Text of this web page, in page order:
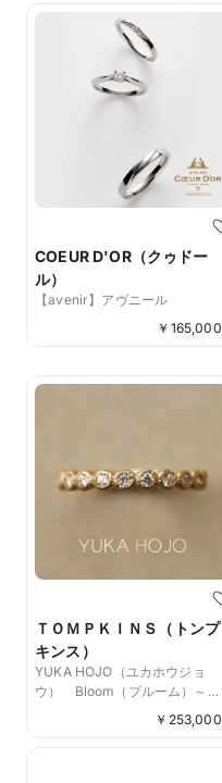
COEUR D'OR（クゥドー
ル）
【avenir】アヴニール
￥ 165,000
ＴＯＭＰＫＩＮＳ（トンプ
キンス）
YUKA HOJO（ユカホウジョ
ウ） Bloom（ブルーム）～実
￥ 253,000